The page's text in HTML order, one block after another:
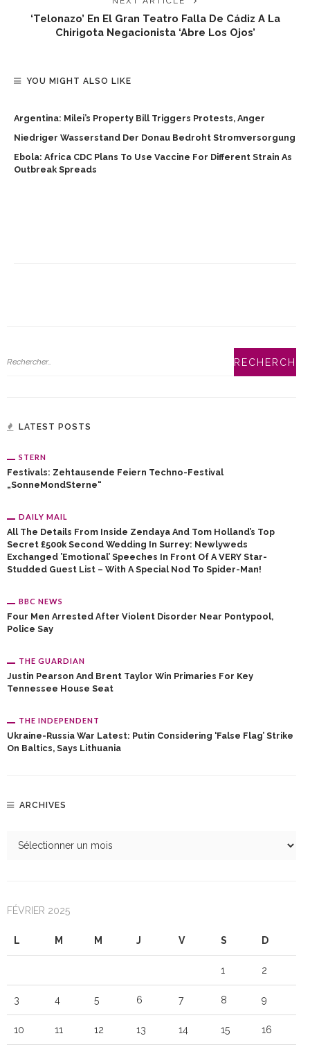
‘Telonazo’ En El Gran Teatro Falla De Cádiz A La
Chirigota Negacionista ‘Abre Los Ojos’
YOU MIGHT ALSO LIKE
Argentina: Milei’s Property Bill Triggers Protests, Anger
Niedriger Wasserstand Der Donau Bedroht Stromversorgung
Ebola: Africa CDC Plans To Use Vaccine For Different Strain As
Outbreak Spreads
LATEST POSTS
STERN
Festivals: Zehtausende Feiern Techno-Festival
„SonneMondSterne“
DAILY MAIL
All The Details From Inside Zendaya And Tom Holland’s Top
Secret £500k Second Wedding In Surrey: Newlyweds
Exchanged ’emotional’ Speeches In Front Of A VERY Star-
Studded Guest List – With A Special Nod To Spider-Man!
BBC NEWS
Four Men Arrested After Violent Disorder Near Pontypool,
Police Say
THE GUARDIAN
Justin Pearson And Brent Taylor Win Primaries For Key
Tennessee House Seat
THE INDEPENDENT
Ukraine-Russia War Latest: Putin Considering ‘false Flag’ Strike
On Baltics, Says Lithuania
ARCHIVES
FÉVRIER 2025
L M M J V S D
1 2
3 4 5 6 7 8 9
10 11 12 13 14 15 16